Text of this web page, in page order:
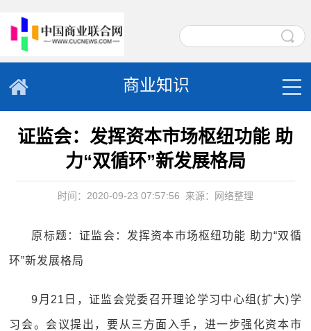
商业知识
证监会：发挥资本市场枢纽功能 助
力“双循环”新发展格局
时间：2020-09-23 07:57:56 来源：网络整理
原标题：证监会：发挥资本市场枢纽功能 助力“双循
环”新发展格局
9月21日，证监会党委召开理论学习中心组(扩大)学
习会。会议提出，要从三方面入手，进一步强化资本市